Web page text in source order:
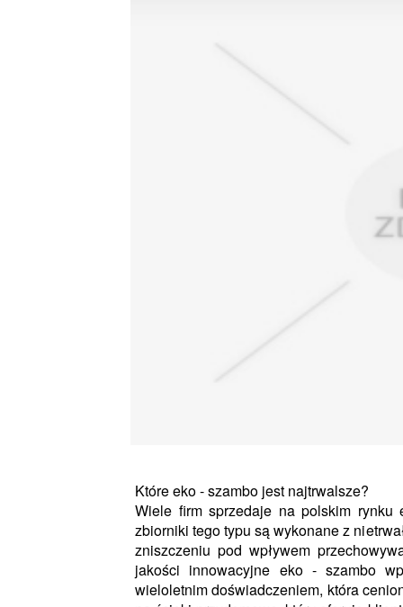
Które eko - szambo jest najtrwalsze?
Wiele firm sprzedaje na polskim
zbiorniki tego typu są wykonane z
zniszczeniu pod wpływem
jakości innowacyjne eko - szambo
wieloletnim doświadczeniem, która